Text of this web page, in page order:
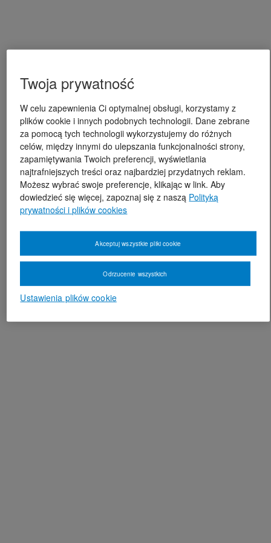
Twoja prywatność
W celu zapewnienia Ci optymalnej obsługi, korzystamy z
plików cookie i innych podobnych technologii. Dane zebrane
za pomocą tych technologii wykorzystujemy do różnych
celów, między innymi do ulepszania funkcjonalności strony,
zapamiętywania Twoich preferencji, wyświetlania
najtrafniejszych treści oraz najbardziej przydatnych reklam.
Możesz wybrać swoje preferencje, klikając w link. Aby
dowiedzieć się więcej, zapoznaj się z naszą Polityką
prywatności i plików cookies
Ustawienia plików cookie
Odrzucenie wszystkich
Akceptuj wszystkie pliki cookie